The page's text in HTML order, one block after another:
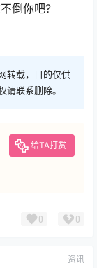
倒你吧?
转载，目的仅供
联系删除。
给TA打赏
0 0
资讯